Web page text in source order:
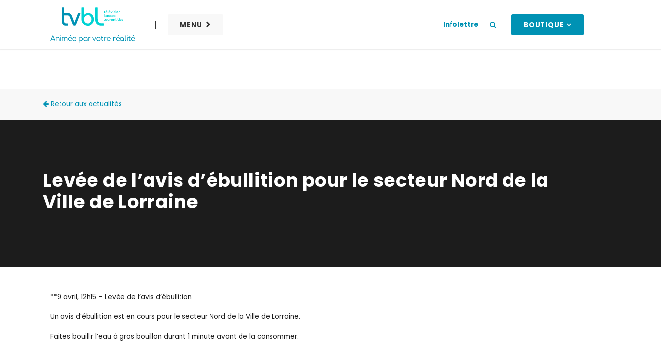
MENU Infolettre BOUTIQUE
Retour aux actualités
Levée de l’avis d’ébullition pour le secteur Nord de la
Ville de Lorraine
**9 avril, 12h15 – Levée de l’avis d’ébullition
Un avis d’ébullition est en cours pour le secteur Nord de la Ville de Lorraine.
Faites bouillir l’eau à gros bouillon durant 1 minute avant de la consommer.